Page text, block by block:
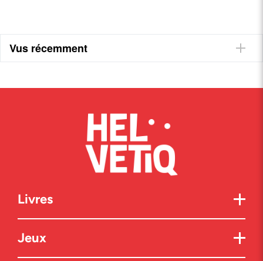
Vus récemment
Livres
Jeux